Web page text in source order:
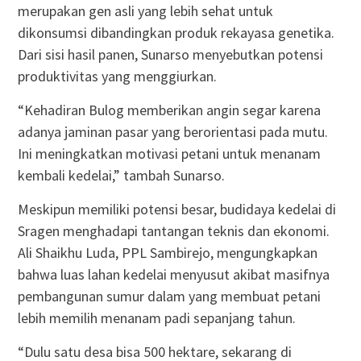
merupakan gen asli yang lebih sehat untuk
dikonsumsi dibandingkan produk rekayasa genetika.
Dari sisi hasil panen, Sunarso menyebutkan potensi
produktivitas yang menggiurkan.
“Kehadiran Bulog memberikan angin segar karena
adanya jaminan pasar yang berorientasi pada mutu.
Ini meningkatkan motivasi petani untuk menanam
kembali kedelai,” tambah Sunarso.
Meskipun memiliki potensi besar, budidaya kedelai di
Sragen menghadapi tantangan teknis dan ekonomi.
Ali Shaikhu Luda, PPL Sambirejo, mengungkapkan
bahwa luas lahan kedelai menyusut akibat masifnya
pembangunan sumur dalam yang membuat petani
lebih memilih menanam padi sepanjang tahun.
“Dulu satu desa bisa 500 hektare, sekarang di